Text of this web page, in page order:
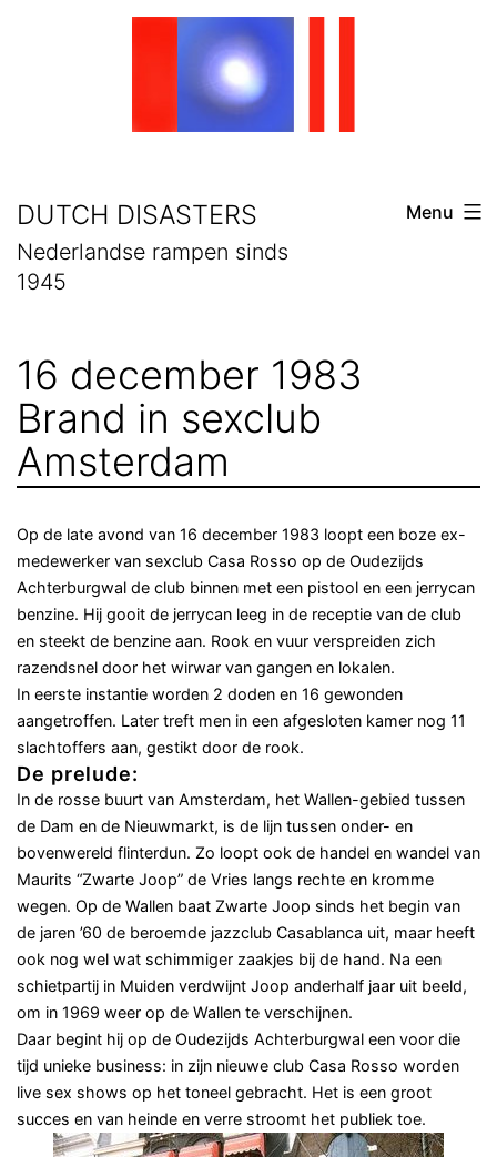
DUTCH DISASTERS
Nederlandse rampen sinds
1945
Menu
16 december 1983
Brand in sexclub
Amsterdam
Op de late avond van 16 december 1983 loopt een boze ex-
medewerker van sexclub Casa Rosso op de Oudezijds
Achterburgwal de club binnen met een pistool en een jerrycan
benzine. Hij gooit de jerrycan leeg in de receptie van de club
en steekt de benzine aan. Rook en vuur verspreiden zich
razendsnel door het wirwar van gangen en lokalen.
In eerste instantie worden 2 doden en 16 gewonden
aangetroffen. Later treft men in een afgesloten kamer nog 11
slachtoffers aan, gestikt door de rook.
De prelude:
In de rosse buurt van Amsterdam, het Wallen-gebied tussen
de Dam en de Nieuwmarkt, is de lijn tussen onder- en
bovenwereld flinterdun. Zo loopt ook de handel en wandel van
Maurits “Zwarte Joop” de Vries langs rechte en kromme
wegen. Op de Wallen baat Zwarte Joop sinds het begin van
de jaren ’60 de beroemde jazzclub Casablanca uit, maar heeft
ook nog wel wat schimmiger zaakjes bij de hand. Na een
schietpartij in Muiden verdwijnt Joop anderhalf jaar uit beeld,
om in 1969 weer op de Wallen te verschijnen.
Daar begint hij op de Oudezijds Achterburgwal een voor die
tijd unieke business: in zijn nieuwe club Casa Rosso worden
live sex shows op het toneel gebracht. Het is een groot
succes en van heinde en verre stroomt het publiek toe.